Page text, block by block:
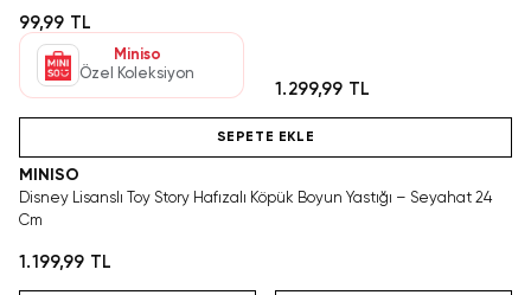
99,99 TL
Miniso
Özel Koleksiyon
1.299,99 TL
SEPETE EKLE
MINISO
Disney Lisanslı Toy Story Hafızalı Köpük Boyun Yastığı – Seyahat 24
Cm
1.199,99 TL